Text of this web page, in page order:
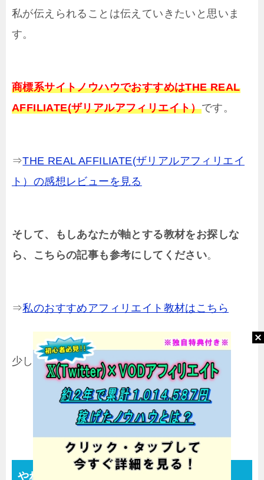
私が伝えられることは伝えていきたいと思いま
す。
商標系サイトノウハウでおすすめはTHE REAL
AFFILIATE(ザリアルアフィリエイト）です。
⇒THE REAL AFFILIATE(ザリアルアフィリエイ
ト）の感想レビューを見る
そして、もしあなたが軸とする教材をお探しな
ら、こちらの記事も参考にしてください。
⇒私のおすすめアフィリエイト教材はこちら
少しでも現状を変えていきましょう！
やれることをやる！